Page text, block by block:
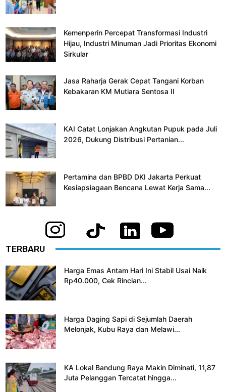
Kemenperin Percepat Transformasi Industri
Hijau, Industri Minuman Jadi Prioritas Ekonomi
Sirkular
Jasa Raharja Gerak Cepat Tangani Korban
Kebakaran KM Mutiara Sentosa II
KAI Catat Lonjakan Angkutan Pupuk pada Juli
2026, Dukung Distribusi Pertanian...
Pertamina dan BPBD DKI Jakarta Perkuat
Kesiapsiagaan Bencana Lewat Kerja Sama...
TERBARU
Harga Emas Antam Hari Ini Stabil Usai Naik
Rp40.000, Cek Rincian...
Harga Daging Sapi di Sejumlah Daerah
Melonjak, Kubu Raya dan Melawi...
KA Lokal Bandung Raya Makin Diminati, 11,87
Juta Pelanggan Tercatat hingga...